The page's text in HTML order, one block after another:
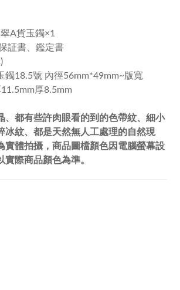
A貨玉鐲×1
証書 、鑑定書
鐲18.5號 內徑56mm*49mm~版寬
厚8.5mm
、都有些許肉眼看的到的色帶紋、細小
冰紋、都是天然無人工處理的自然現
實體拍攝，商品圖檔顏色因電腦螢幕設
實際商品顏色為準。